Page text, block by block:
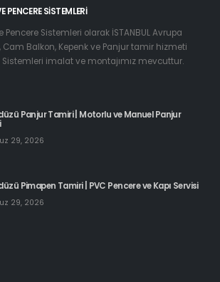
PENCERE SISTEMLERI
Pencere Sistemleri olarak İSTANBUL Avrupa
Cam Balkon, Kepenk ve Panjur tamir hizmeti
Sistemleri imalat ve montajımız mevcuttur.
Panjur Tamiri | Motorlu ve Manuel Panjur
29, 2026
Pimapen Tamiri | PVC Pencere ve Kapı Servisi
29, 2026